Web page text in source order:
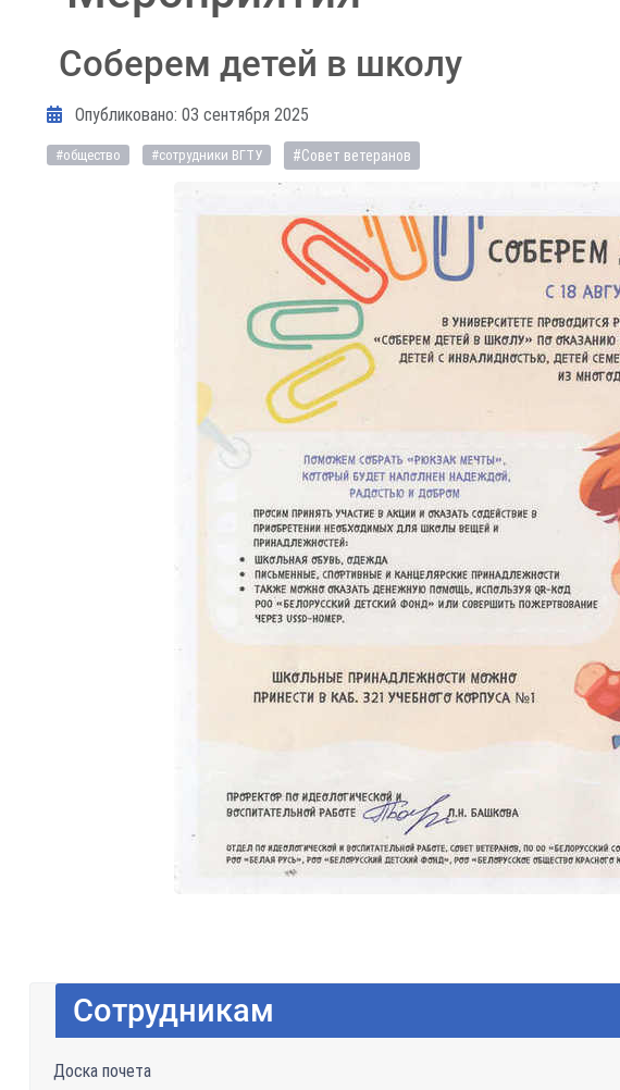
Соберем детей в школу
Информация о материале
Опубликовано: 03 сентября 2025
#общество #сотрудники ВГТУ #Совет ветеранов
Сотрудникам
Доска почета